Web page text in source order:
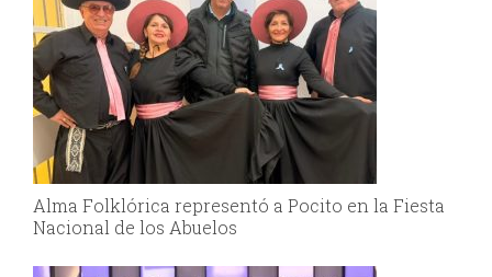
Alma Folklórica representó a Pocito en la Fiesta
Nacional de los Abuelos